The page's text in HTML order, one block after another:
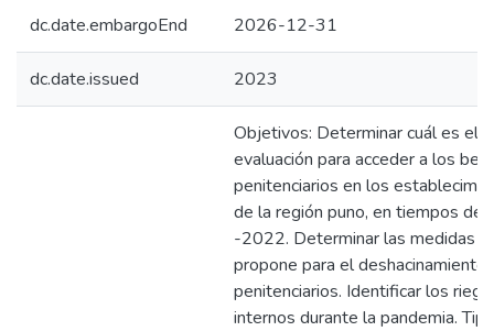
dc.date.embargoEnd 2026-12-31
dc.date.issued 2023
Objetivos: Determinar cuál es el
evaluación para acceder a los
penitenciarios en los
de la región puno, en tiempos de
-2022. Determinar las medidas
propone para el
penitenciarios. Identificar los
internos durante la pandemia.